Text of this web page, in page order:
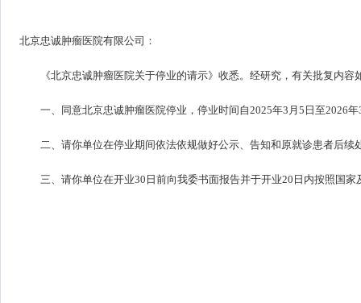
北京忠诚肿瘤医院有限公司：
《北京忠诚肿瘤医院关于停业的请示》收悉。经研究，有关批复内容
一、同意北京忠诚肿瘤医院停业，停业时间自2025年3月5日至2026
二、请你单位在停业期间依法依规做好公示、告知和原就诊患者后续
三、请你单位在开业30日前向我委书面报告并于开业20日内按照国